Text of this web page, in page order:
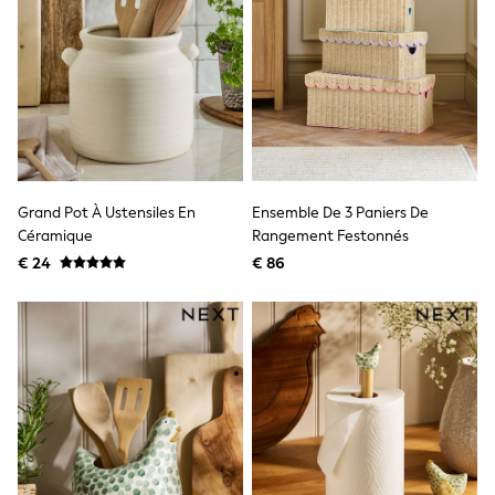
Crocs
Havaianas
GIRLS
New In
New in from Next
Trending: Top & Short Sets
Trending: Clogs
Toy Story
THE SET
50 - 92cm
98 - 110cm
116 - 134cm
140 - 174cm
All Clothing
T-Shirts
Dresses
Shorts & Skirts
Coats & Jackets
Sweatshirts & Hoodies
Grand Pot À Ustensiles En
Céramique
€ 24
Ensemble De 3 Paniers De
Rangement Festonnés
€ 86